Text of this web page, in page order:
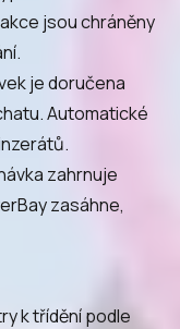
jsou chráněny
je doručena
Automatické
zahrnuje
zasáhne,
k třídění podle